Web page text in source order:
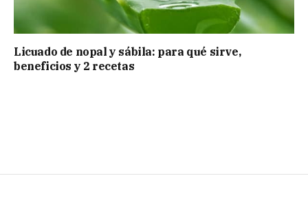
Licuado de nopal y sábila: para qué sirve,
beneficios y 2 recetas